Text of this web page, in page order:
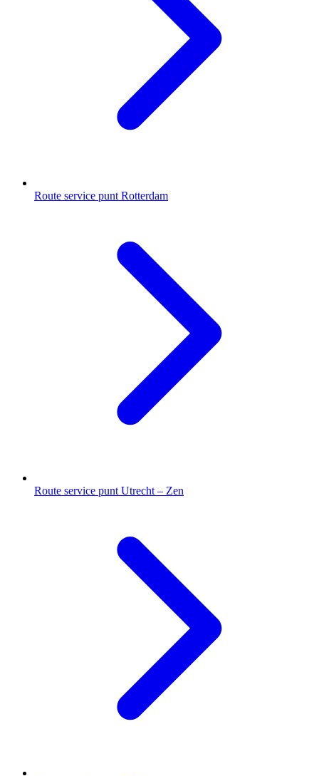
Route service punt Rotterdam
Route service punt Utrecht – Zen